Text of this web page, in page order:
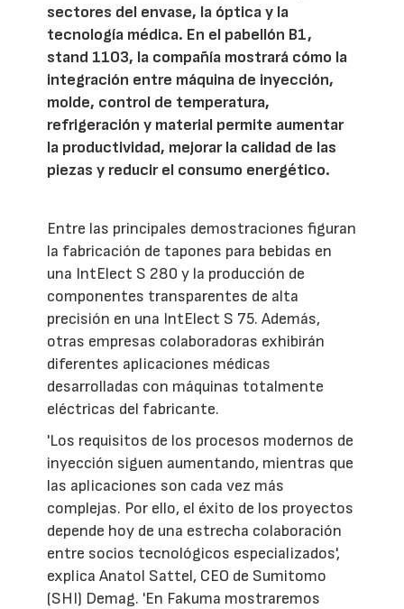
sectores del envase, la óptica y la
tecnología médica. En el pabellón B1,
stand 1103, la compañía mostrará cómo la
integración entre máquina de inyección,
molde, control de temperatura,
refrigeración y material permite aumentar
la productividad, mejorar la calidad de las
piezas y reducir el consumo energético.
Entre las principales demostraciones figuran
la fabricación de tapones para bebidas en
una IntElect S 280 y la producción de
componentes transparentes de alta
precisión en una IntElect S 75. Además,
otras empresas colaboradoras exhibirán
diferentes aplicaciones médicas
desarrolladas con máquinas totalmente
eléctricas del fabricante.
'Los requisitos de los procesos modernos de
inyección siguen aumentando, mientras que
las aplicaciones son cada vez más
complejas. Por ello, el éxito de los proyectos
depende hoy de una estrecha colaboración
entre socios tecnológicos especializados',
explica Anatol Sattel, CEO de Sumitomo
(SHI) Demag. 'En Fakuma mostraremos